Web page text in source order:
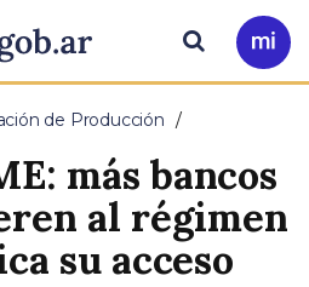
Ir
a
Buscar
de Producción
más bancos
al régimen
su acceso